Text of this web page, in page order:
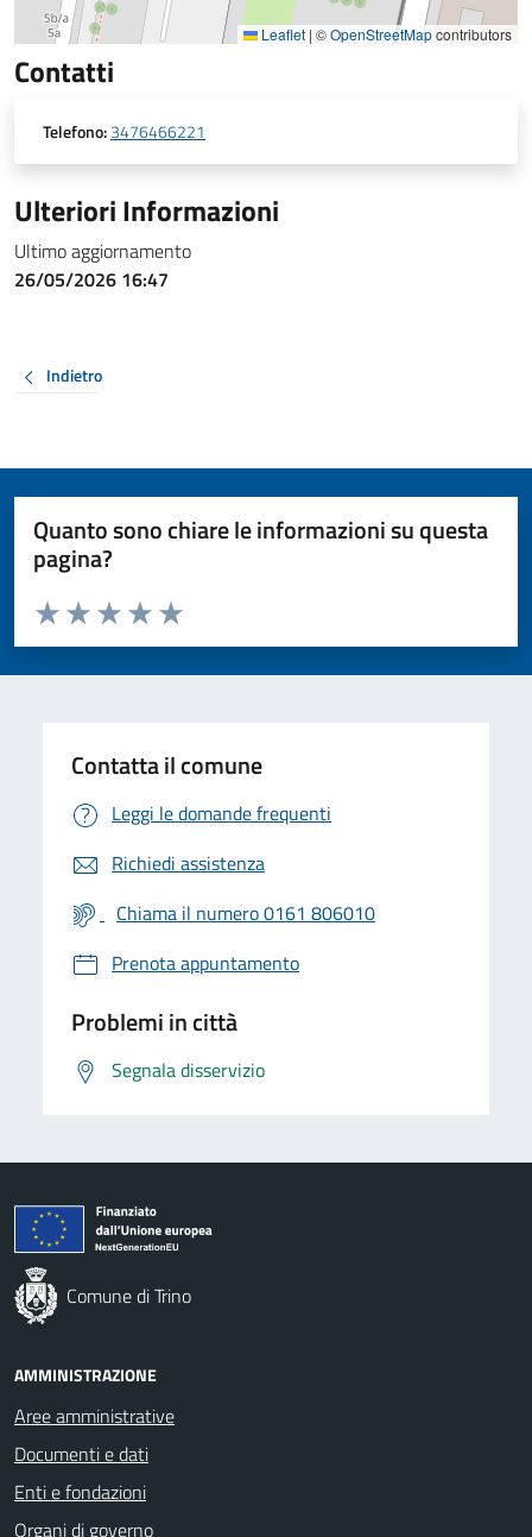
Leaflet | ©OpenStreetMapcontributors
Contatti
Telefono:3476466221
Ulteriori Informazioni
Ultimo aggiornamento
26/05/2026 16:47
Indietro
Quanto sono chiare le informazioni su questa
pagina?
Valuta da 1 a 5 stelle la pagina
Valuta 5 stelle su 5
Valuta 4 stelle su 5
Valuta 3 stelle su 5
Valuta 2 stelle su 5
Valuta 1 stelle su 5
Contatta il comune
Leggi le domande frequenti
Richiedi assistenza
Chiama il numero 0161 806010
Prenota appuntamento
Problemi in città
Segnala disservizio
Comune di Trino
AMMINISTRAZIONE
Aree amministrative
Documenti e dati
Enti e fondazioni
Organi di governo